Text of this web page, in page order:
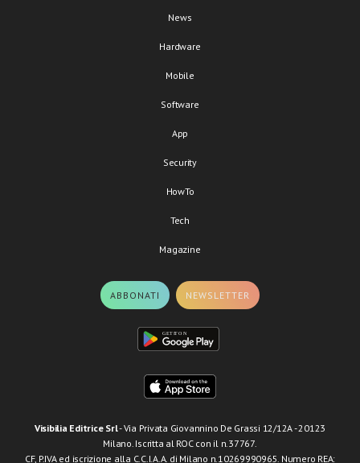
News
Hardware
Mobile
Software
App
Security
HowTo
Tech
Magazine
ABBONATI NEWSLETTER
Visibilia Editrice Srl- Via Privata Giovannino De Grassi 12/12A - 20123
Milano. Iscritta al ROC con il n.37767.
CF, P.IVA ed iscrizione alla C.C.I.A.A. di Milano n.10269990965. Numero REA: